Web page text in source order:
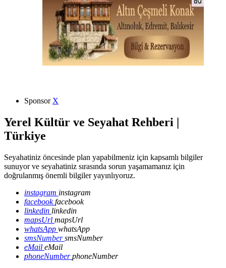
Sponsor X
Yerel Kültür ve Seyahat Rehberi |
Türkiye
Seyahatiniz öncesinde plan yapabilmeniz için kapsamlı bilgiler
sunuyor ve seyahatiniz sırasında sorun yaşamamanız için
doğrulanmış önemli bilgiler yayınlıyoruz.
instagram instagram
facebookfacebook
linkedin linkedin
mapsUrl mapsUrl
whatsApp whatsApp
smsNumbersmsNumber
eMail eMail
phoneNumberphoneNumber